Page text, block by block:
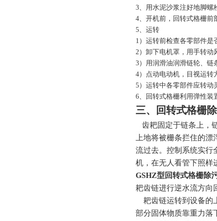
3、用水泥沙浆注好地脚
4、开机前，回转式格栅前
5、运转
1）运转前检查各零部件是
2）卸下电机罩，用手转动
3）用润滑油润滑链轮、链
4）点动电动机，目视运转
5）运转中各零部件应转动
6、回转式格栅利用弹性装
三、回转式格栅
齿耙固定于链条上，
上地将被栅条拦住的
流过去。控制系统实行
机 ， 在无人看管下照样
GSHZ型回转式格栅除
耙齿链进行逆水流方向
耙齿链运转到设备的
部分固体物质靠重力落